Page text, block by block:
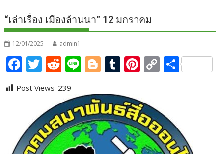
“เล่าเรื่อง เมืองล้านนา” 12 มกราคม
12/01/2025 admin1
F
e
o
o
T
itt
er
R
d
di
t
Li
e
Bl
g
g
er
T
m
bl
r
Pi
er
e
st
C
y
Li
n
S
Post Views: 239